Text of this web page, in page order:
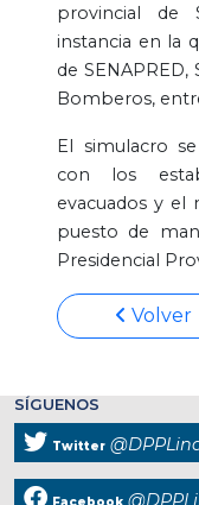
provincial de
instancia en la
de SENAPRED,
Bomberos,
El simulacro
con los
evacuados y el
puesto de
Presidencial
Volver
SÍGUENOS
Twitter